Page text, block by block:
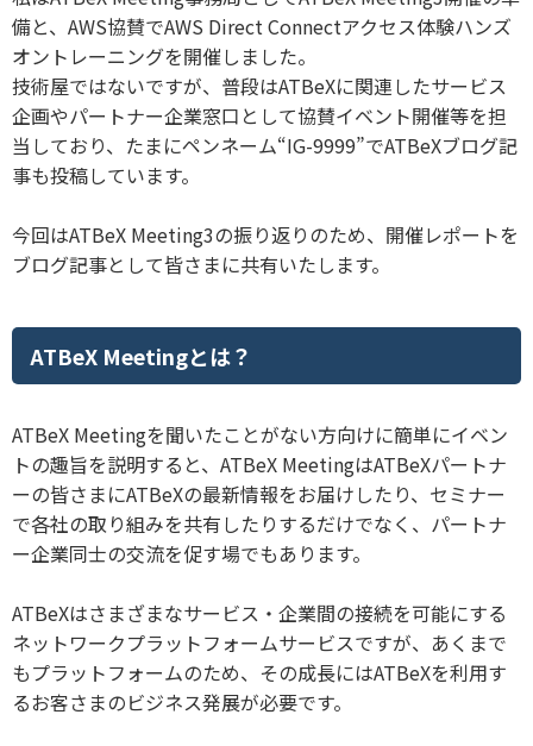
備と、AWS協賛でAWS Direct Connectアクセス体験ハンズ
オントレーニングを開催しました。
技術屋ではないですが、普段はATBeXに関連したサービス
企画やパートナー企業窓口として協賛イベント開催等を担
当しており、たまにペンネーム“IG-9999”でATBeXブログ記
事も投稿しています。
今回はATBeX Meeting3の振り返りのため、開催レポートを
ブログ記事として皆さまに共有いたします。
ATBeX Meetingとは？
ATBeX Meetingを聞いたことがない方向けに簡単にイベン
トの趣旨を説明すると、ATBeX MeetingはATBeXパートナ
ーの皆さまにATBeXの最新情報をお届けしたり、セミナー
で各社の取り組みを共有したりするだけでなく、パートナ
ー企業同士の交流を促す場でもあります。
ATBeXはさまざまなサービス・企業間の接続を可能にする
ネットワークプラットフォームサービスですが、あくまで
もプラットフォームのため、その成長にはATBeXを利用す
るお客さまのビジネス発展が必要です。